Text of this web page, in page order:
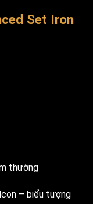
Set Iron
thường
– biểu tượng